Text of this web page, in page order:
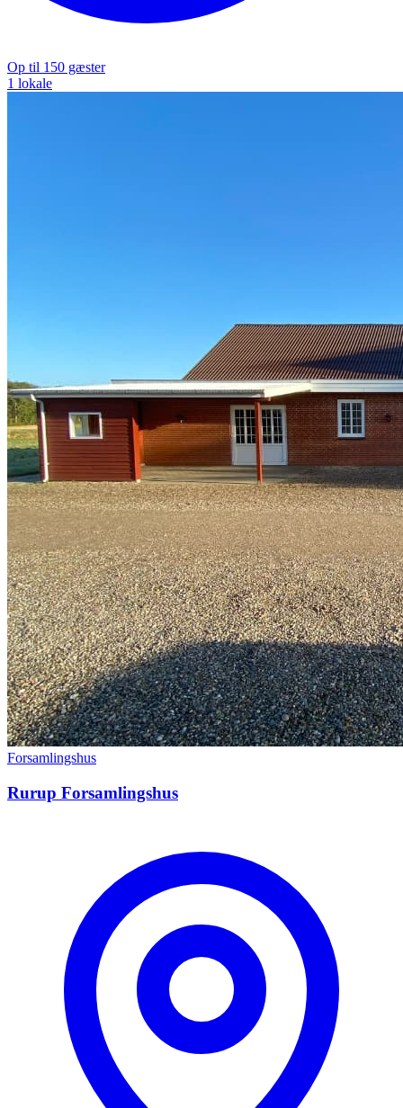
Op til 150 gæster
1 lokale
Forsamlingshus
Rurup Forsamlingshus